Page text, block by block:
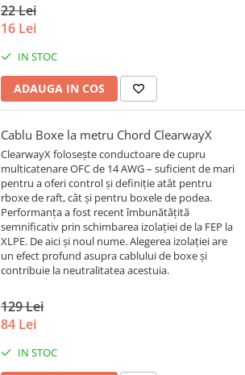
22 Lei
16 Lei
IN STOC
ADAUGA IN COS
Cablu Boxe la metru Chord ClearwayX
ClearwayX folosește conductoare de cupru
multicatenare OFC de 14 AWG – suficient de mari
pentru a oferi control și definiție atât pentru
rboxe de raft, cât și pentru boxele de podea.
Performanța a fost recent îmbunătățită
semnificativ prin schimbarea izolației de la FEP la
XLPE. De aici și noul nume. Alegerea izolației are
un efect profund asupra cablului de boxe și
contribuie la neutralitatea acestuia.
129 Lei
84 Lei
IN STOC